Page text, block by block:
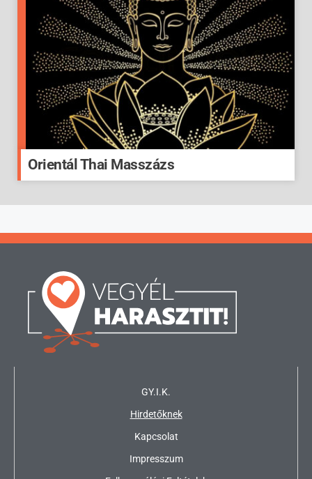
Orientál Thai Masszázs
GY.I.K.
Hirdetőknek
Kapcsolat
Impresszum